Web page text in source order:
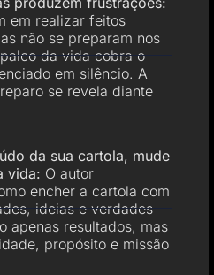
em realizar feitos
não se preparam nos
da vida cobra o
em silêncio. A
se revela diante
da sua cartola, mude
vida: O autor
encher a cartola com
ideias e verdades
apenas resultados, mas
propósito e missão